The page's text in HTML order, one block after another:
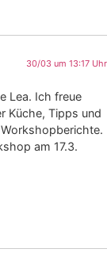
30/03 um 13:17 Uhr
Lea. Ich freue
Küche, Tipps und
am 17.3.